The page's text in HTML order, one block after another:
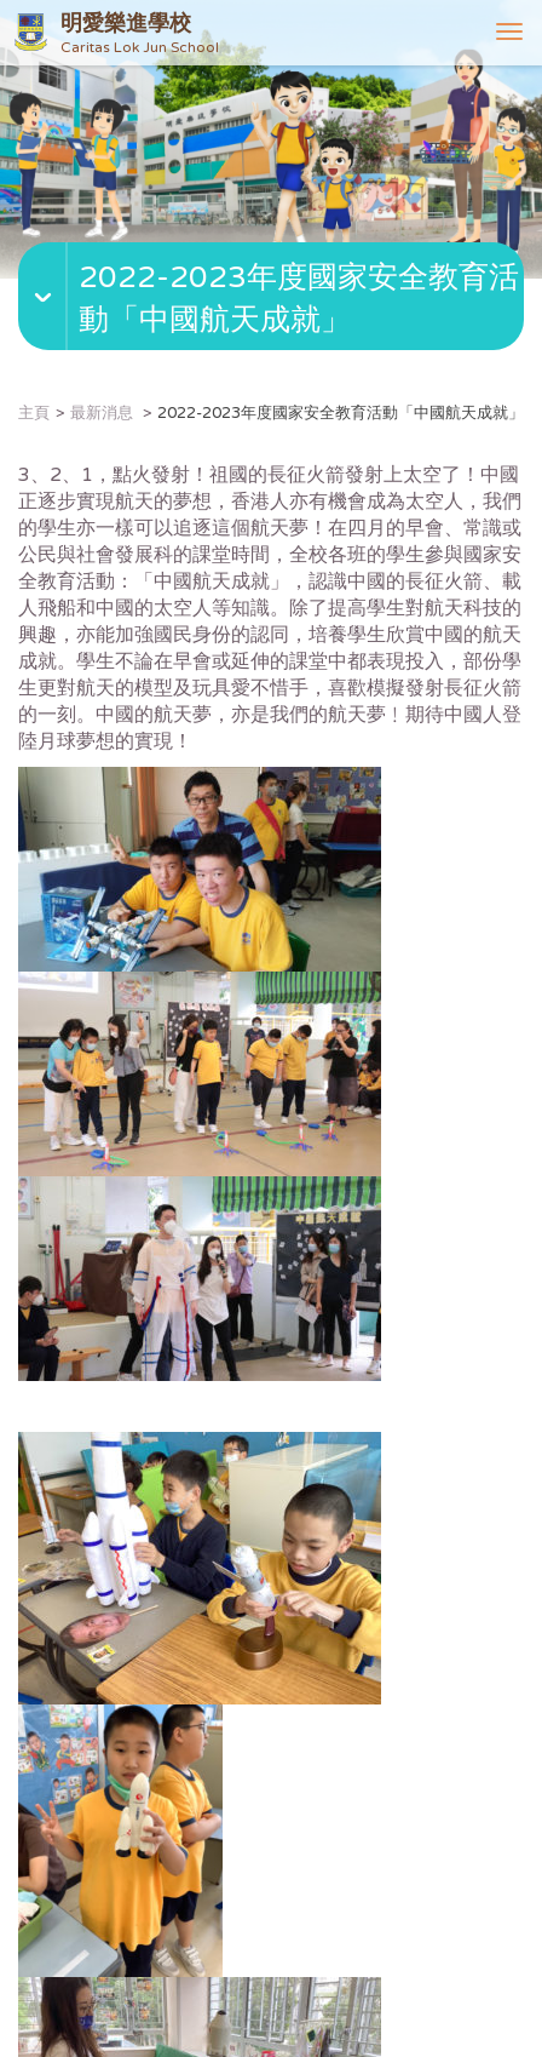
明愛樂進學校
Caritas Lok Jun School
T
o
g
g
l
e
n
v
i
o
2022-2023年度國家安全教育活
動「中國航天成就」
主頁 最新消息 2022-2023年度國家安全教育活動「中國航天成就」
3、2、1，點火發射！祖國的長征火箭發射上太空了！ 中國
正逐步實現航天的夢想，香港人亦有機會成為太空人， 我們
的學生亦一樣可以追逐這個航天夢！在四月的早會、 常識或
公民與社會發展科的課堂時間， 全校各班的學生參與國家安
全教育活動：「中國航天成就」， 認識中國的長征火箭、載
人飛船和中國的太空人等知識。 除了提高學生對航天科技的
興趣，亦能加強國民身份的認同， 培養學生欣賞中國的航天
成就。 學生不論在早會或延伸的課堂中都表現投入， 部份學
生更對航天的模型及玩具愛不惜手， 喜歡模擬發射長征火箭
的一刻。中國的航天夢，亦是我們的航天夢﹗ 期待中國人登
陸月球夢想的實現！